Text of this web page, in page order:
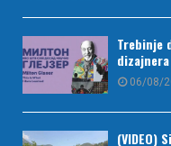
Trebinje
06/08/
(VIDEO)